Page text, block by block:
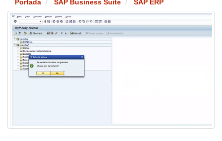
Portada SAP Business Suite SAP ERP